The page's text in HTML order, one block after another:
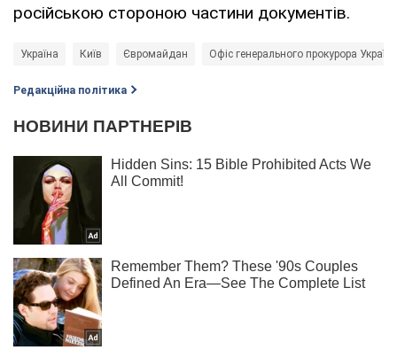
російською стороною частини документів.
Україна Київ Євромайдан Офіс генерального прокурора
Редакційна політика